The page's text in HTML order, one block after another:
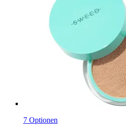
7 Optionen